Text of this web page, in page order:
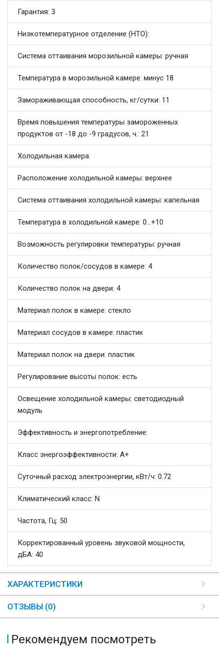
Гарантия: 3
Низкотемпературное отделение (НТО):
Система оттаивания морозильной камеры: ручная
Температура в морозильной камере: минус 18
Замораживающая способность, кг/сутки: 11
Время повышения температуры замороженных
продуктов от -18 до -9 градусов, ч.: 21
Холодильная камера:
Расположение холодильной камеры: верхнее
Система оттаивания холодильной камеры: капельная
Температура в холодильной камере: 0...+10
Возможность регулировки температуры: ручная
Количество полок/сосудов в камере: 4
Количество полок на двери: 4
Материал полок в камере: стекло
Материал сосудов в камере: пластик
Материал полок на двери: пластик
Регулирование высоты полок: есть
Освещение холодильной камеры: светодиодный
модуль
Эффективность и энергопотребление:
Класс энергоэффективности: А+
Суточный расход электроэнергии, кВт/ч: 0.72
Климатический класс: N
Частота, Гц: 50
Корректированный уровень звуковой мощности,
дБA: 40
ХАРАКТЕРИСТИКИ
ОТЗЫВЫ (0)
Рекомендуем посмотреть